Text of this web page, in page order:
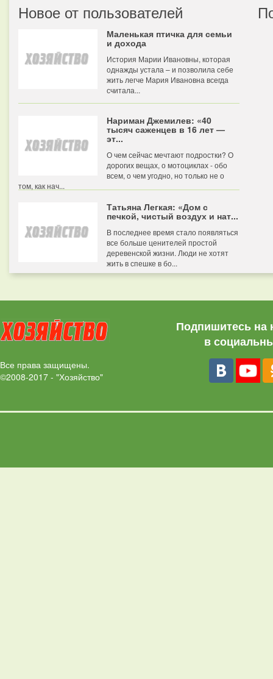
Новое от пользователей
Маленькая птичка для семьи
и дохода
История Марии Ивановны, которая
однажды устала – и позволила себе
жить легче Мария Ивановна всегда
считала...
Нариман Джемилев: «40
тысяч саженцев в 16 лет —
эт...
О чем сейчас мечтают подростки? О
дорогих вещах, о мотоциклах - обо
всем, о чем угодно, но только не о
том, как нач...
Татьяна Легкая: «Дом с
печкой, чистый воздух и нат...
В последнее время стало появляться
все больше ценителей простой
деревенской жизни. Люди не хотят
жить в спешке в бо...
Все права защищены.
©2008-2017 - "Хозяйство"
Подпишитесь на
в